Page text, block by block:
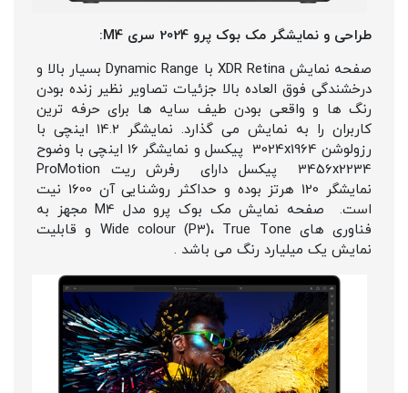
طراحی و نمایشگر مک بوک پرو 2024 سری M4:
صفحه نمایش XDR Retina با Dynamic Range بسیار بالا و
درخشندگی فوق العاده بالا جزئیات تصاویر نظیر زنده بودن
رنگ ها و واقعی بودن طیف سایه ها برای حرفه ترین
کاربران را به نمایش می گذارد. نمایشگر 14.2 اینچی با
رزولوشن 3024x1964 پیکسل و نمایشگر 16 اینچی با وضوح
3456x2234 پیکسل دارای رفرش ریت ProMotion
نمایشگر 120 هرتز بوده و حداکثر روشنایی آن 1600 نیت
است. صفحه نمایش مک بوک پرو مدل M4 مجهز به
فناوری های Wide colour (P3)، True Tone و قابلیت
نمایش یک میلیارد رنگ می باشد .